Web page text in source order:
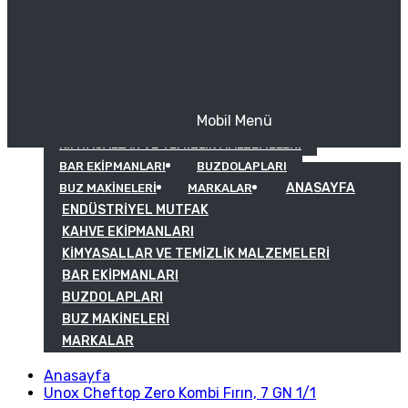
KIMYASALLAR VE TEMIZLIK MALZEMELERI
BAR EKIPMANLARI
BUZDOLAPLARI
BUZ MAKINELERI
MARKALAR
Mobil Menü
ANASAYFA
ENDÜSTRIYEL MUTFAK
KAHVE EKIPMANLARI
KIMYASALLAR VE TEMIZLIK MALZEMELERI
BAR EKIPMANLARI
BUZDOLAPLARI
BUZ MAKINELERI
MARKALAR
Anasayfa
Unox Cheftop Zero Kombi Fırın, 7 GN 1/1